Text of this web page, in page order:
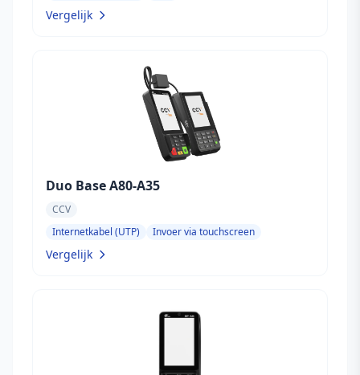
Vergelijk
Duo Base A80-A35
CCV
Internetkabel (UTP)
Invoer via touchscreen
Vergelijk